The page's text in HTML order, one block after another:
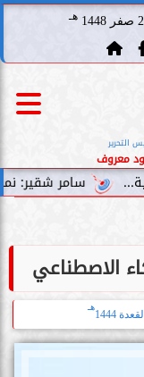
هـ
التحرير
معروف
شقير: نمو صناديق
الاصطناعي
هـ